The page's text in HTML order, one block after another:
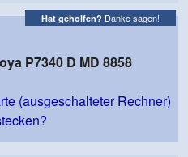
Hat geholfen? Danke sagen!
P7340 D MD 8858
(ausgeschalteter Rechner)